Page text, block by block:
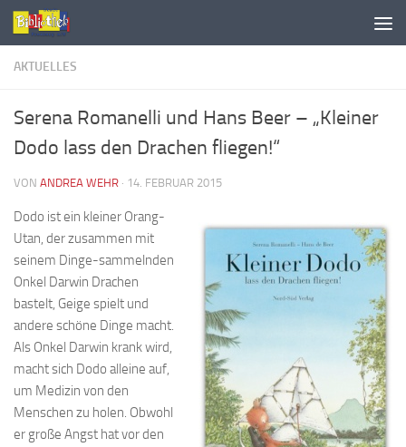
AKTUELLES
Serena Romanelli und Hans Beer – „Kleiner
Dodo lass den Drachen fliegen!“
VON ANDREA WEHR · 14. FEBRUAR 2015
Dodo ist ein kleiner Orang-
Utan, der zusammen mit
seinem Dinge-sammelnden
Onkel Darwin Drachen
bastelt, Geige spielt und
andere schöne Dinge macht.
Als Onkel Darwin krank wird,
macht sich Dodo alleine auf,
um Medizin von den
Menschen zu holen. Obwohl
er große Angst hat vor den